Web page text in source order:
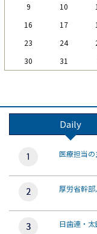
9
10
16
17
23
24
30
31
Daily
医療担当
厚労省幹
日歯連・